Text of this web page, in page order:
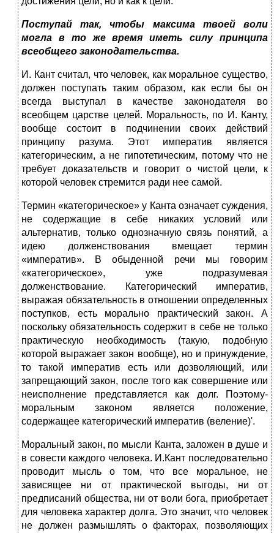
Поступай так, чтобы максима твоей воли
могла в то же время иметь силу принципа
всеобщего законодательства.
И. Кант считал, что человек, как моральное существо,
должен по­ступать таким образом, как если бы он
всегда выступал в качестве законодателя во
всеобщем царстве целей. Моральность, по И. Канту,
вообще состоит в подчинении своих действий
принципу разума. Этот императив является
категорическим, а не гипотетическим, потому что не
требует доказательств и говорит о чистой цели, к
которой человек стремится ради нее самой.
Термин «категорическое» у Канта означает суждения,
не со­держащие в себе никаких условий или
альтернатив, только одно­значную связь понятий, а
идею долженствования вмещает термин
«императив». В обыденной речи мы говорим
«категорическое», уже подразумевая
долженствование. Категорический императив,
выражая обязательность в отношении определенных
поступков, есть морально практический закон. А
поскольку обязательность содержит в себе не только
практическую необходимость (такую, подобную
которой выражает закон вообще), но и принуждение,
то такой императив есть или дозволяющий, или
запрещающий закон, после того как совершение или
неисполнение представляется как долг. Поэтому-
моральным законом является положение,
содержащее категорический императив (веление)'.
Моральный закон, по мысли Канта, заложен в душе и
в совести каждого человека. И.Кант последовательно
проводит мысль о том, что все моральное, не
зависящее ни от практической выгоды, ни от
предписаний общества, ни от воли бога, приобретает
для человека характер долга. Это значит, что человек
не должен размышлять о фак­торах, позволяющих